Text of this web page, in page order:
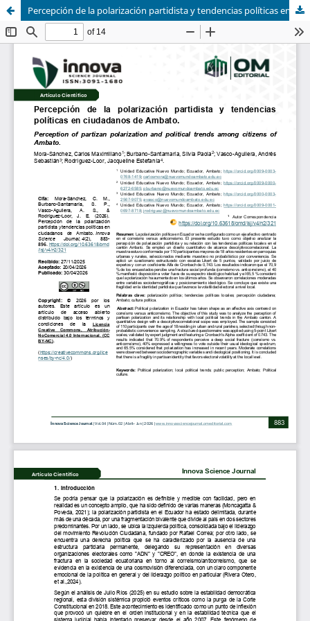
Percepción de la polarización partidista y tendencias políticas en ciudadanos de Ambato.